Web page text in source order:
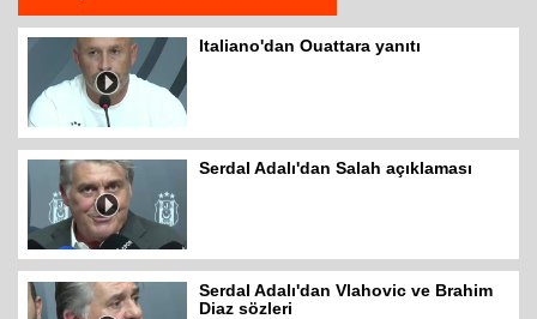
Italiano'dan Ouattara yanıtı
Serdal Adalı'dan Salah açıklaması
Serdal Adalı'dan Vlahovic ve Brahim
Diaz sözleri